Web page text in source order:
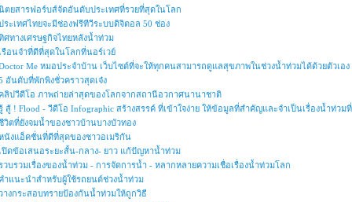
ตยสารฟอร์บส์จัดอันดับประเทศที่รวยที่สุดในโลก
ระเทศไทยจะมีช่องฟรีทีวีระบบดิจิตอล 50 ช่อง
ศทางเศรษฐกิจไทยหลังน้ำท่วม
รือนจำที่ดีที่สุดในโลกที่นอร์เวย์
Me หมอประจำบ้าน เว็บไซต์ที่จะให้ทุกคนสามารถดูแลสุขภาพในช่วงน้ำท่วมได้ด้วยตัวเอง
อันดับที่พักพิงชั่วคราวสุดเจ๋ง
ลิปวีดีโอ ภาพถ่ายล่าสุดของโลกจากสถานีอวกาศนานาชาติ
สู้ ! Flood - วีดีโอ Infographic สร้างสรรค์ ที่เข้าใจง่าย ให้ข้อมูลที่สำคัญและจำเป็นเรื่องน้ำท่วม
วิตที่ยังจมน้ำของชาวบ้านบางบัวทอง
นังแอ็คชั่นที่ดีที่สุดของชาวอเมริกัน
ปิดข้อเสนอระยะสั้น-กลาง- ยาว แก้ปัญหาน้ำท่วม
วบรวมเรื่องของน้ำท่วม - การจัดการน้ำ - หลากหลายความเชื่อเรื่องน้ำท่วมโลก
ำแนะนำสำหรับผู้ใช้รถยนต์ช่วงน้ำท่วม
างกระสอบทรายป้องกันน้ำท่วมให้ถูกวิธี